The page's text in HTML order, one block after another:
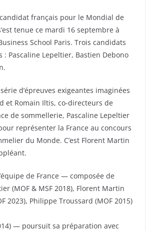
français pour le Mondial de
tenue ce mardi 16 septembre à
School Paris. Trois candidats
Pascaline Lepeltier, Bastien Debono
d’épreuves exigeantes imaginées
et Romain Iltis, co-directeurs de
de sommellerie, Pascaline Lepeltier
représenter la France au concours
du Monde. C’est Florent Martin
de France — composée de
(MOF & MSF 2018), Florent Martin
2023), Philippe Troussard (MOF 2015)
— poursuit sa préparation avec